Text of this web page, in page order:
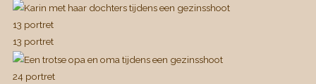
13 portret
13 portret
24 portret